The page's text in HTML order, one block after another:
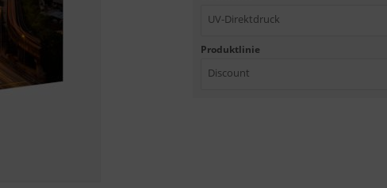
UV-Direktdruck
Produktlinie
Discount